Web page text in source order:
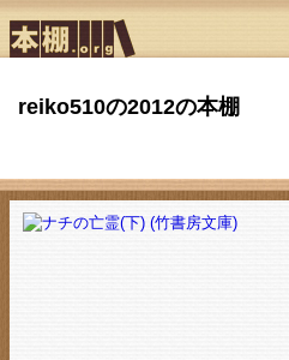
reiko510の2012の本棚